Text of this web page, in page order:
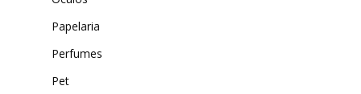
Papelaria
Perfumes
Pet